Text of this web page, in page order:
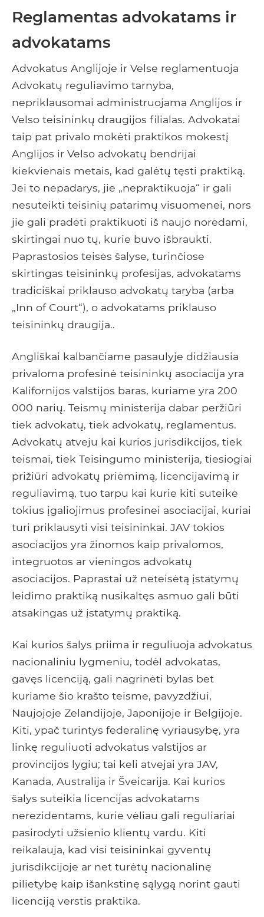
Reglamentas advokatams ir
advokatams
Advokatus Anglijoje ir Velse reglamentuoja
Advokatų reguliavimo tarnyba,
nepriklausomai administruojama Anglijos ir
Velso teisininkų draugijos filialas. Advokatai
taip pat privalo mokėti praktikos mokestį
Anglijos ir Velso advokatų bendrijai
kiekvienais metais, kad galėtų tęsti praktiką.
Jei to nepadarys, jie „nepraktikuoja“ ir gali
nesuteikti teisinių patarimų visuomenei, nors
jie gali pradėti praktikuoti iš naujo norėdami,
skirtingai nuo tų, kurie buvo išbraukti.
Paprastosios teisės šalyse, turinčiose
skirtingas teisininkų profesijas, advokatams
tradiciškai priklauso advokatų taryba (arba
„Inn of Court“), o advokatams priklauso
teisininkų draugija..
Angliškai kalbančiame pasaulyje didžiausia
privaloma profesinė teisininkų asociacija yra
Kalifornijos valstijos baras, kuriame yra 200
000 narių. Teismų ministerija dabar peržiūri
tiek advokatų, tiek advokatų, reglamentus.
Advokatų atveju kai kurios jurisdikcijos, tiek
teismai, tiek Teisingumo ministerija, tiesiogiai
prižiūri advokatų priėmimą, licencijavimą ir
reguliavimą, tuo tarpu kai kurie kiti suteikė
tokius įgaliojimus profesinei asociacijai, kuriai
turi priklausyti visi teisininkai. JAV tokios
asociacijos yra žinomos kaip privalomos,
integruotos ar vieningos advokatų
asociacijos. Paprastai už neteisėtą įstatymų
leidimo praktiką nusikaltęs asmuo gali būti
atsakingas už įstatymų praktiką.
Kai kurios šalys priima ir reguliuoja advokatus
nacionaliniu lygmeniu, todėl advokatas,
gavęs licenciją, gali nagrinėti bylas bet
kuriame šio krašto teisme, pavyzdžiui,
Naujojoje Zelandijoje, Japonijoje ir Belgijoje.
Kiti, ypač turintys federalinę vyriausybę, yra
linkę reguliuoti advokatus valstijos ar
provincijos lygiu; tai keli atvejai yra JAV,
Kanada, Australija ir Šveicarija. Kai kurios
šalys suteikia licencijas advokatams
nerezidentams, kurie vėliau gali reguliariai
pasirodyti užsienio klientų vardu. Kiti
reikalauja, kad visi teisininkai gyventų
jurisdikcijoje ar net turėtų nacionalinę
pilietybę kaip išankstinę sąlygą norint gauti
licenciją verstis praktika.